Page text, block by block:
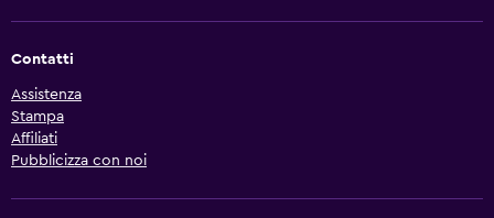
Contatti
Assistenza
Stampa
Affiliati
Pubblicizza con noi